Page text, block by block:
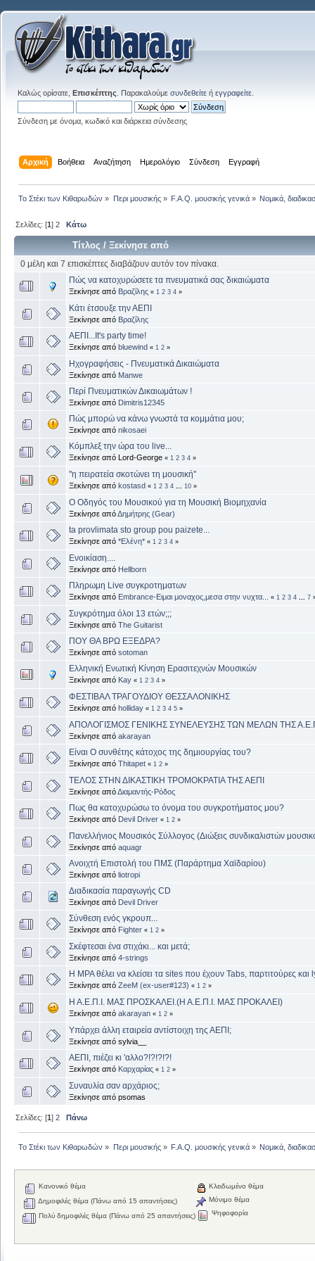
Καλώς ορίσατε, Επισκέπτης . Παρακαλούμε συνδεθείτε ή εγγραφείτε
Σύνδεση με όνομα, κωδικό και διάρκεια σύνδεσης
Αρχική Βοήθεια Αναζήτηση Ημερολόγιο Σύνδεση Εγγραφή
Το Στέκι των Κιθαρωδών » Περι μουσικής» F.A.Q. μουσικής γενικά» Νομικά,
Σελίδες: [1]2 Κάτω
Τίτλος /Ξεκίνησε από
0 μέλη και 7 επισκέπτες διαβάζουν αυτόν τον πίνακα.
Πώς να κατοχυρώσετε τα πνευματικά σας δικαιώματα
Ξεκίνησε από Βραζίλης « 1 2 3 4 »
Κάτι έτσουξε την ΑΕΠΙ
Ξεκίνησε από Βραζίλης
ΑΕΠΙ...It's party time!
Ξεκίνησε από bluewind « 1 2 »
Ηχογραφήσεις - Πνευματικά Δικαιώματα
Ξεκίνησε από Manwe
Περί Πνευματικών Δικαιωμάτων !
Ξεκίνησε από Dimitris12345
Πώς μπορώ να κάνω γνωστά τα κομμάτια μου;
Ξεκίνησε από nikosaei
Κόμπλεξ την ώρα του live...
Ξεκίνησε από Lord-George « 1 2 3 4 »
''η πειρατεία σκοτώνει τη μουσική''
Ξεκίνησε από kostasd « 1 2 3 4 10 »
Ο Οδηγός του Μουσικού για τη Μουσική Βιομηχανία
Ξεκίνησε απόΔημήτρης (Gear)
ta provlimata sto group pou paizete...
Ξεκίνησε από *Ελένη* « 1 2 3 4 »
Ενοικίαση....
Ξεκίνησε από Hellborn
Πληρωμη Live συγκροτηματων
Ξεκίνησε από Embrance-Ειμαι μοναχος,μεσα στην νυχτα... « 1 2 3 4 7
Συγκρότημα όλοι 13 ετών;;;
Ξεκίνησε από The Guitarist
ΠΟΥ ΘΑ ΒΡΩ ΕΞΕΔΡΑ?
Ξεκίνησε από sotoman
Ελληνική Ενωτική Κίνηση Ερασιτεχνών Μουσικών
Ξεκίνησε από Kay « 1 2 3 4 »
ΦΕΣΤΙΒΑΛ ΤΡΑΓΟΥΔΙΟΥ ΘΕΣΣΑΛΟΝΙΚΗΣ
Ξεκίνησε από holliday « 1 2 3 4 5 »
ΑΠΟΛΟΓΙΣΜΟΣ ΓΕΝΙΚΗΣ ΣΥΝΕΛΕΥΣΗΣ ΤΩΝ ΜΕΛΩΝ ΤΗΣ
Ξεκίνησε από akarayan
Είναι Ο συνθέτης κάτοχος της δημιουργίας του?
Ξεκίνησε από Thitapet « 1 2 »
ΤΕΛΟΣ ΣΤΗΝ ΔΙΚΑΣΤΙΚΗ ΤΡΟΜΟΚΡΑΤΙΑ ΤΗΣ ΑΕΠΙ
Ξεκίνησε απόΔιαμαντής-Ρόδος
Πως θα κατοχυρώσω το όνομα του συγκροτήματος μου?
Ξεκίνησε από Devil Driver « 1 2 »
Πανελλήνιος Μουσικός Σύλλογος (Διώξεις συνδικαλιστών
Ξεκίνησε από aquagr
Ανοιχτή Επιστολή του ΠΜΣ (Παράρτημα Χαϊδαρίου)
Ξεκίνησε από liotropi
Διαδικασία παραγωγής CD
Ξεκίνησε από Devil Driver
Σύνθεση ενός γκρουπ...
Ξεκίνησε από Fighter « 1 2 »
Σκέφτεσαι ένα στιχάκι... και μετά;
Ξεκίνησε από 4-strings
H MPA θέλει να κλείσει τα sites που έχουν Tabs, παρτιτούρες και
Ξεκίνησε από ZeeM (ex-user#123) « 1 2 »
Η Α.Ε.Π.Ι. ΜΑΣ ΠΡΟΣΚΑΛΕΙ.(Η Α.Ε.Π.Ι. ΜΑΣ ΠΡΟΚΑΛΕΙ)
Ξεκίνησε από akarayan « 1 2 »
Υπάρχει άλλη εταιρεία αντίστοιχη της ΑΕΠΙ;
Ξεκίνησε από sylvia__
ΑΕΠΙ, πιέζει κι 'αλλο?!?!?!?!
Ξεκίνησε από Καρχαρίας « 1 2 »
Συναυλία σαν αρχάριος;
Ξεκίνησε από psomas
Σελίδες: [1]2 Πάνω
Το Στέκι των Κιθαρωδών » Περι μουσικής» F.A.Q. μουσικής γενικά» Νομικά,
Κανονικό θέμα
Δημοφιλές θέμα (Πάνω από 15 απαντήσεις)
Πολύ δημοφιλές θέμα (Πάνω από 25 απαντήσεις)
Κλειδωμένο θέμα
Μόνιμο θέμα
Ψηφοφορία